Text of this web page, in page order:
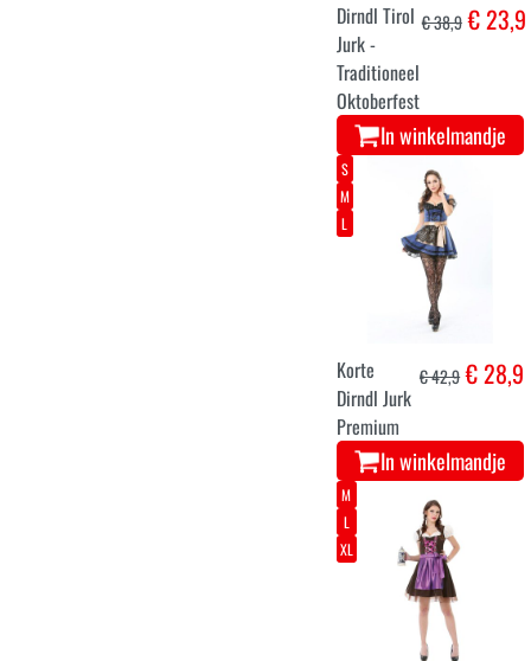
Dirndl Tirol
Jurk -
Traditioneel
Oktoberfest
€ 38,9€ 23,9
In winkelmandje
S
M
L
Korte
Dirndl Jurk
Premium
€ 42,9€ 28,9
In winkelmandje
M
L
XL